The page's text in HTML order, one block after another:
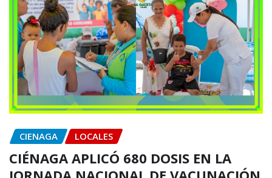
CIENAGA LOCALES
CIÉNAGA APLICÓ 680 DOSIS EN LA